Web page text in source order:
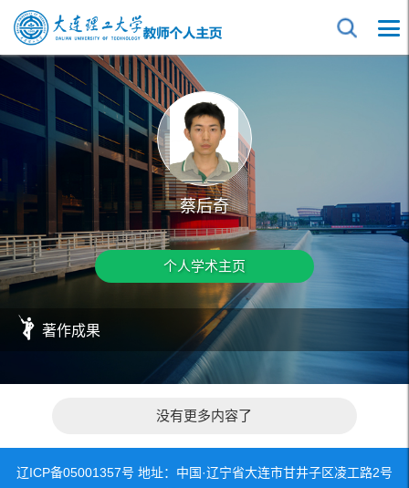
蔡后奇
个人学术主页
著作成果
没有更多内容了
辽ICP备05001357号 地址：中国·辽宁省大连市甘井子区凌工路2号